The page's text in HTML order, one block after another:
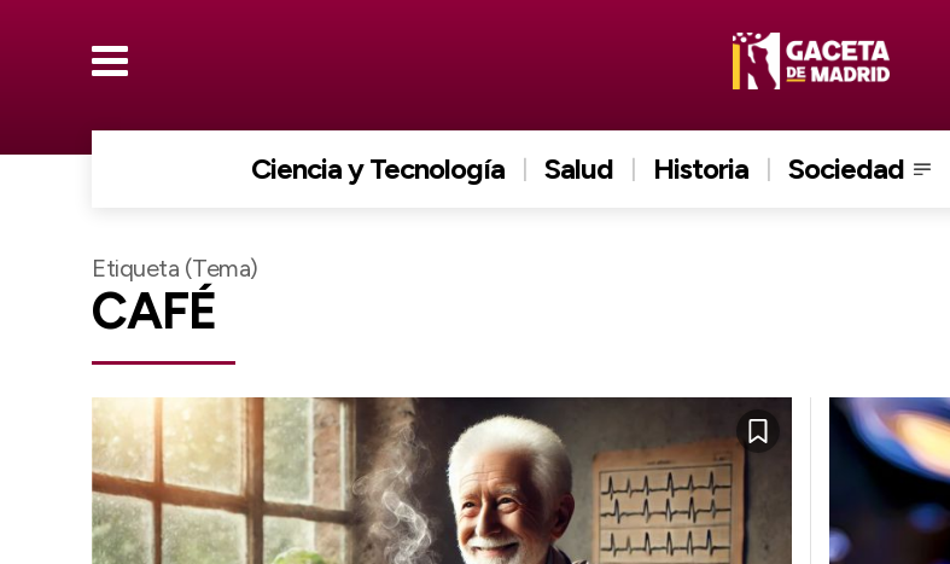
Ciencia y Tecnología Salud Historia Sociedad
Etiqueta (Tema)
CAFÉ